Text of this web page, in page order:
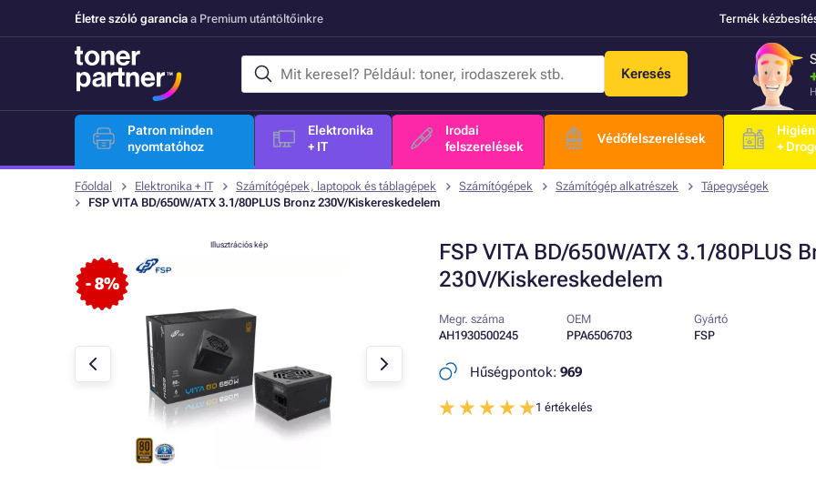
Életre szóló garancia a Premium utántöltőinkre Termék
Keresés
Patron minden
nyomtatóhoz
Elektronika
+ IT
Irodai
felszerelések
Védőfelszerelések
+
Főoldal Elektronika + IT Számítógépek, laptopok és táblagépek Számítógépek Számítógép alkatrészek
Tápegységek
FSP VITA BD/650W/ATX 3.1/80PLUS Bronz 230V/Kiskereskedelem
FSP VITA BD/650W/ATX 3.1/80PLUS
230V/Kiskereskedelem
- 8%
Illusztrációs kép
Megr. száma
AH1930500245
OEM
PPA6506703
Gyártó
FSP
Hűségpontok: 969
1 értékelés